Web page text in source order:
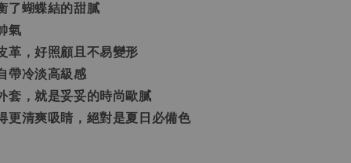
了蝴蝶結的甜膩
氣
革，好照顧且不易變形
帶冷淡高級感
套，就是妥妥的時尚歐膩
更清爽吸睛，絕對是夏日必備色